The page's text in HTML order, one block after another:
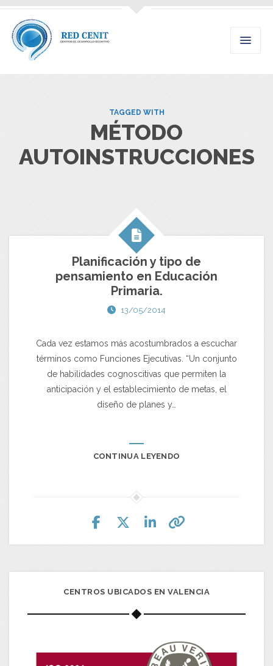
TAGGED WITH
MÉTODO
AUTOINSTRUCCIONES
Planificación y tipo de
pensamiento en Educación
Primaria.
13/05/2014
Cada vez estamos más acostumbrados a escuchar
términos como Funciones Ejecutivas. “Un conjunto
de habilidades cognoscitivas que permiten la
anticipación y el establecimiento de metas, el
diseño de planes y…
CONTINUA LEYENDO
CENTROS UBICADOS EN VALENCIA